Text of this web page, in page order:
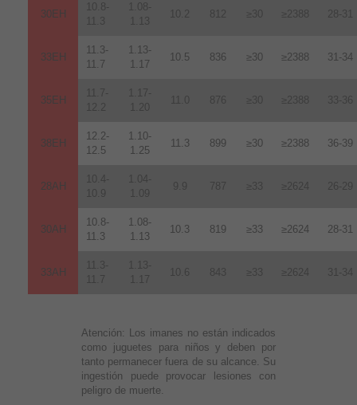
30EH
10.8-
11.3
1.08-
1.13
10.2 812 ≥30 ≥2388 28-31
33EH
11.3-
11.7
1.13-
1.17
10.5 836 ≥30 ≥2388 31-34
35EH
11.7-
12.2
1.17-
1.20
11.0 876 ≥30 ≥2388 33-36
38EH
12.2-
12.5
1.10-
1.25
11.3 899 ≥30 ≥2388 36-39
28AH
10.4-
10.9
1.04-
1.09
9.9 787 ≥33 ≥2624 26-29
30AH
10.8-
11.3
1.08-
1.13
10.3 819 ≥33 ≥2624 28-31
33AH
11.3-
11.7
1.13-
1.17
10.6 843 ≥33 ≥2624 31-34
Atención: Los imanes no están indicados
como juguetes para niños y deben por
tanto permanecer fuera de su alcance. Su
ingestión puede provocar lesiones con
peligro de muerte.